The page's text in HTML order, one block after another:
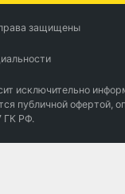
защищены
исключительно
публичной офертой,
ГК РФ.